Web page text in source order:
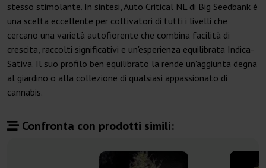
stesso stimolante. In sintesi, Auto Critical NL di Big Seedbank è
una scelta eccellente per coltivatori di tutti i livelli che
cercano una varietà autofiorente che combina facilità di
crescita, raccolti significativi e un'esperienza equilibrata Indica-
Sativa. Il suo profilo ben equilibrato la rende un'aggiunta degna
al giardino o alla collezione di qualsiasi appassionato di
cannabis.
Confronta con prodotti simili: